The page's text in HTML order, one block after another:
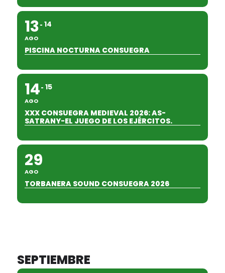
13
AGO
14
PISCINA NOCTURNA CONSUEGRA
14
AGO
15
XXX CONSUEGRA MEDIEVAL 2026: AS-
SATRANY-EL JUEGO DE LOS EJÉRCITOS.
29
AGO
TORBANERA SOUND CONSUEGRA 2026
SEPTIEMBRE